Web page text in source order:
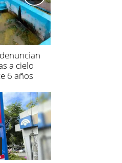
a cielo
6 años